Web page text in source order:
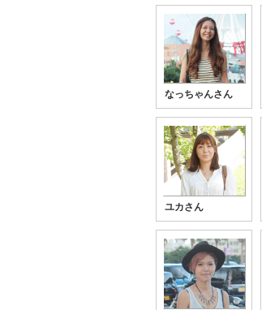
なっちゃんさん
ユカさん